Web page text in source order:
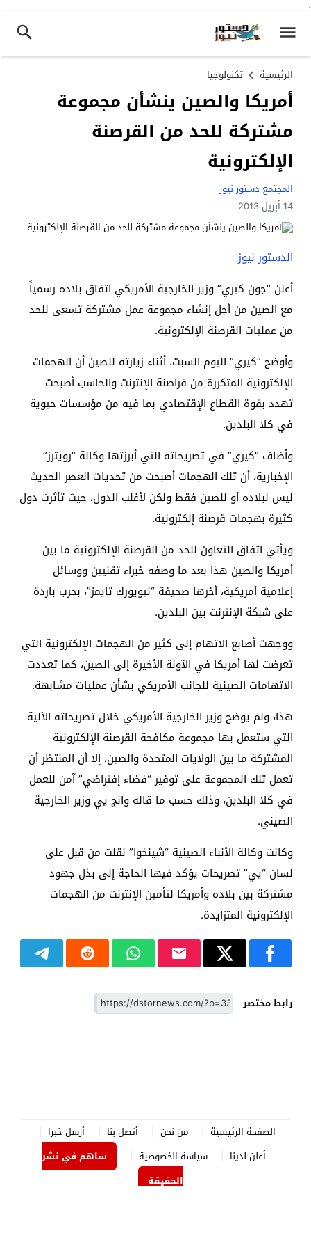
.
الرئيسية تكنولوجيا
أمريكا والصين ينشأن مجموعة
مشتركة للحد من القرصنة
الإلكترونية
المجتمع دستور نيوز
14 أبريل 2013
الدستور نيوز
أعلن “جون كيري” وزير الخارجية الأمريكي اتفاق بلاده رسمياً
مع الصين من أجل إنشاء مجموعة عمل مشتركة تسعى للحد
من عمليات القرصنة الإلكترونية.
وأوضح “كيري” اليوم السبت، أثناء زيارته للصين أن الهجمات
الإلكترونية المتكررة من قراصنة الإنترنت والحاسب أصبحت
تهدد بقوة القطاع الإقتصادي بما فيه من مؤسسات حيوية
في كلا البلدين.
وأضاف “كيري” في تصريحاته التي أبرزتها وكالة “رويترز”
الإخبارية، أن تلك الهجمات أصبحت من تحديات العصر الحديث
ليس لبلاده أو للصين فقط ولكن لأغلب الدول، حيث تأثرت دول
كثيرة بهجمات قرصنة إلكترونية.
ويأتي اتفاق التعاون للحد من القرصنة الإلكترونية ما بين
أمريكا والصين هذا بعد ما وصفه خبراء تقنيين ووسائل
إعلامية أمريكية، أخرها صحيفة “نيويورك تايمز”، بحرب باردة
على شبكة الإنترنت بين البلدين.
ووجهت أصابع الاتهام إلى كثير من الهجمات الإلكترونية التي
تعرضت لها أمريكا في الآونة الأخيرة إلى الصين، كما تعددت
الاتهامات الصينية للجانب الأمريكي بشأن عمليات مشابهة.
هذا، ولم يوضح وزير الخارجية الأمريكي خلال تصريحاته الآلية
التي ستعمل بها مجموعة مكافحة القرصنة الإلكترونية
المشتركة ما بين الولايات المتحدة والصين، إلا أن المنتظر أن
تعمل تلك المجموعة على توفير “فضاء إفتراضي” آمن للعمل
في كلا البلدين، وذلك حسب ما قاله وانج يي وزير الخارجية
الصيني.
وكانت وكالة الأنباء الصينية “شينخوا” نقلت من قبل على
لسان “يي” تصريحات يؤكد فيها الحاجة إلى بذل جهود
مشتركة بين بلاده وأمريكا لتأمين الإنترنت من الهجمات
الإلكترونية المتزايدة.
رابط مختصر
الصفحة الرئيسية من نحن أتصل بنا
أرسل خبرا
أعلن لدينا
سياسة الخصوصية
ساهم في نشر
الحقيقة